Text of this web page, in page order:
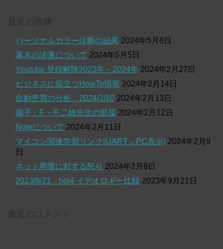
パーソナルカラー診断の結果 2024年5月8日
幕末の諸藩について 2024年5月5日
Youtube 登録解除2023年～2024年 2024年2月27日
ビジネスに役立つHowTo情報 2024年2月14日
自動売買の分析 2024/2/10 2024年2月13日
藤子・F・不二雄先生の部屋 2024年2月12日
Noteについて 2024年2月11日
マイコン関連学習リンク(UART→PC表示) 2024年2月9
日
ネット界隈に対する怒り 2024年2月6日
2023/9/21 hoi4 イデオロギー比較 2023年9月21日